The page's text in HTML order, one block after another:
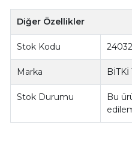
Diğer Özellikler
Stok Kodu
Marka BİTKİ
Stok Durumu
Bu